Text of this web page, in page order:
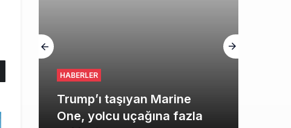
HABERLER
Trump’ı taşıyan Marine
One, yolcu uçağına fazla